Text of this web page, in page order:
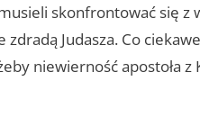
skonfrontować się
Judasza. Co
niewierność apostoła z